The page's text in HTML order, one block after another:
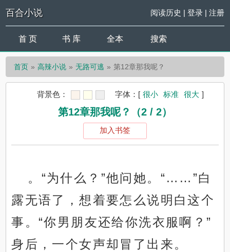
百合小说 阅读历史 | 登录| 注册
首 页 书 库 全本 搜索
首页 高辣小说 无路可逃 第12章那我呢？
背景色： 字体： [ 很小 标准 很大 ]
第12章那我呢？（2 / 2）
加入书签
。“为什么？”他问她。“……”白
露无语了，想着要怎么说明白这个
事。“你男朋友还给你洗衣服啊？”
身后，一个女声却冒了出来。